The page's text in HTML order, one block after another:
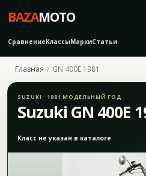
BAZAMOTO
СравнениеКлассыМаркиСтатьи
Главная GN 400E 1981
SUZUKI · 1981 МОДЕЛЬНЫЙ ГОД
Suzuki GN 400E
Класс не указан в каталоге